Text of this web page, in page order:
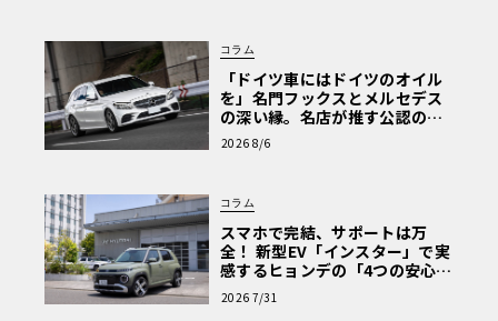
コラム
「ドイツ車にはドイツのオイル
を」名門フックスとメルセデス
の深い縁。名店が推す公認の安
心と、Cクラスで味わうシルキー
な走り〈PR〉
2026 8/6
コラム
スマホで完結、サポートは万
全！ 新型EV「インスター」で実
感するヒョンデの「4つの安心」
【第1回・ヒョンデ6つの疑問：
Why? Hyundai?】〈PR〉
2026 7/31